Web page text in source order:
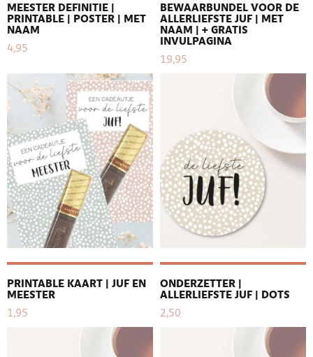
MEESTER DEFINITIE |
PRINTABLE | POSTER | MET
NAAM
4,95
BEWAARBUNDEL VOOR DE
ALLERLIEFSTE JUF | MET
NAAM | + GRATIS
INVULPAGINA
19,95
PRINTABLE KAART | JUF EN
MEESTER
1,95
ONDERZETTER |
ALLERLIEFSTE JUF | DOTS
2,50